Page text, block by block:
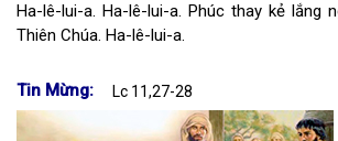
Ha-lê-lui-a. Ha-lê-lui-a. Phúc thay kẻ lắng
Thiên Chúa. Ha-lê-lui-a.
Tin Mừng: Lc 11,27-28